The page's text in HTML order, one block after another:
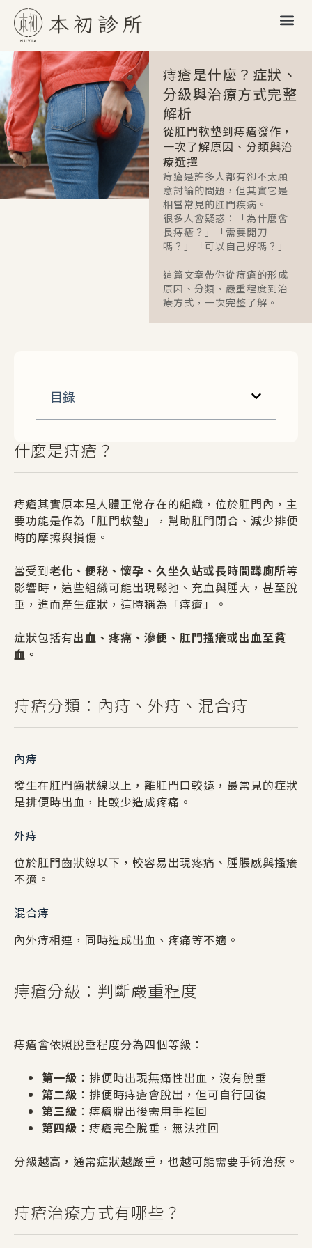
痔瘡是什麼？症狀、
分級與治療方式完整
解析
從肛門軟墊到痔瘡發作，
一次了解原因、分類與治
療選擇
痔瘡是許多人都有卻不太願
意討論的問題，但其實它是
相當常見的肛門疾病。
很多人會疑惑：「為什麼會
長痔瘡？」「需要開刀
嗎？」「可以自己好嗎？」
這篇文章帶你從痔瘡的形成
原因、分類、嚴重程度到治
療方式，一次完整了解。
目錄
什麼是痔瘡？
痔瘡其實原本是人體正常存在的組織，位於肛門內，主
要功能是作為「肛門軟墊」，幫助肛門閉合、減少排便
時的摩擦與損傷。
當受到老化、便秘、懷孕、久坐久站或長時間蹲廁所等
影響時，這些組織可能出現鬆弛、充血與腫大，甚至脫
垂，進而產生症狀，這時稱為「痔瘡」。
症狀包括有出血、疼痛、滲便、肛門搔癢或出血至貧
血。
痔瘡分類：內痔、外痔、混合痔
內痔
發生在肛門齒狀線以上，離肛門口較遠，最常見的症狀
是排便時出血，比較少造成疼痛。
外痔
位於肛門齒狀線以下，較容易出現疼痛、腫脹感與搔癢
不適。
混合痔
內外痔相連，同時造成出血、疼痛等不適。
痔瘡分級：判斷嚴重程度
痔瘡會依照脫垂程度分為四個等級：
第一級 ：排便時出現無痛性出血，沒有脫垂
第二級 ：排便時痔瘡會脫出，但可自行回復
第三級 ：痔瘡脫出後需用手推回
第四級 ：痔瘡完全脫垂，無法推回
分級越高，通常症狀越嚴重，也越可能需要手術治療。
痔瘡治療方式有哪些？